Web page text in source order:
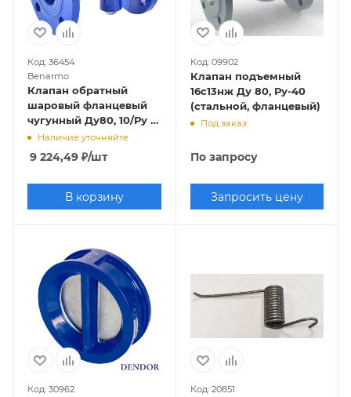
Код: 36454
Benarmo
Клапан обратный
шаровый фланцевый
чугунный Ду80, 10/Ру 16
(шар вулканизирован
Наличие уточняйте
9 224,49 ₽/шт
В корзину
Код: 09902
Клапан подъемный
16с13нж Ду 80, Ру-40
(стальной, фланцевый)
Под заказ
По запросу
Запросить цену
Код: 30962
Код: 20851